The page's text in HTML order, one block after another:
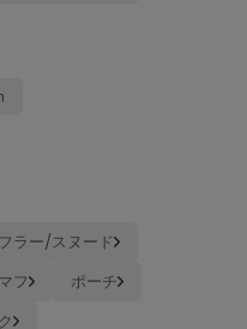
ラー/スヌード
フ
ポーチ